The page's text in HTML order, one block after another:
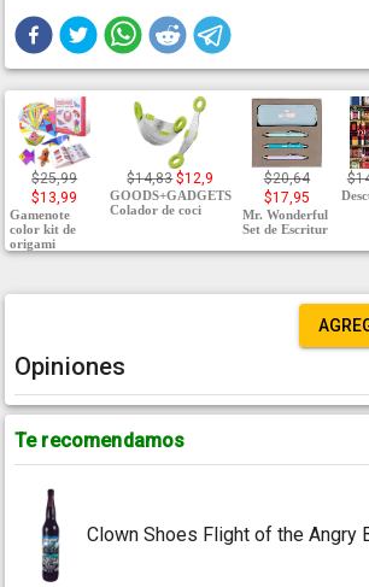
$25,99
$13,99
Gamenote
color kit de
origami
$14,83 $12,9
GOODS+GADGETS
Colador de coci
$20,64
$17,95
Mr. Wonderful
Set de Escritur
Opiniones
Te recomendamos
Clown Shoes Flight of the Angry